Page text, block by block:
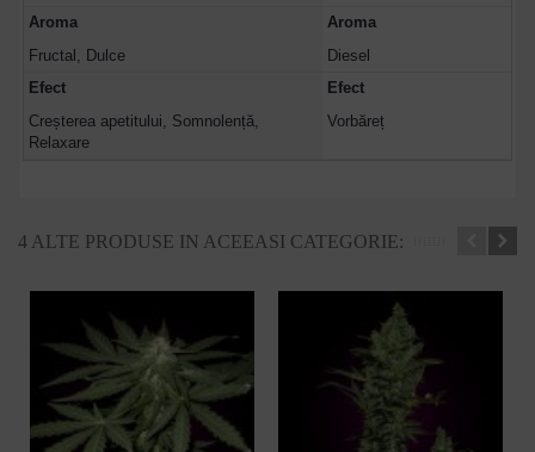
Aroma
Fructal, Dulce
Aroma
Diesel
Efect
Creșterea apetitului, Somnolență,
Relaxare
Efect
Vorbăreț
4 ALTE PRODUSE IN ACEEASI CATEGORIE: